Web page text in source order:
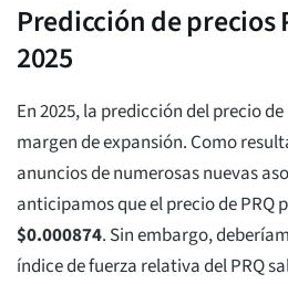
Predicción de precios
2025
En 2025, la predicción del precio
margen de expansión. Como
anuncios de numerosas nuevas
anticipamos que el precio de PRQ
$0.000874. Sin embargo,
índice de fuerza relativa del PRQ